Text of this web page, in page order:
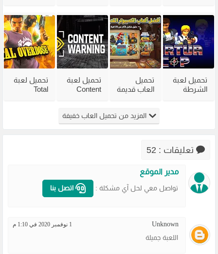
مضغوطة
من ميديا
فاير
فاير بحجم
صغير
الاضافات
من ميديا
فاير
تحميل لعبة
الشرطة
تحميل
العاب قديمة
الضعيفة
برابط مباشر
تحميل لعبة
Content
من ميديا
فاير
تحميل لعبة
Total
مضغوطة
المزيد من تحميل العاب خفيفة
تعليقات : 52
مدير الموقع
تواصل معي لحل آي مشكلة : اتصل بنا
Unknown 1 نوفمبر 2020 في 1:10 م
اللعبة جميلة